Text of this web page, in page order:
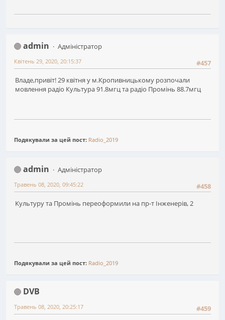
admin
Адміністратор
#457
Квітень 29, 2020, 20:15:37
Владе,привiт! 29 квiтня у м.Кропивницькому розпочали
мовлення радiо Культура 91.8мгц та радiо Промiнь 88.7мгц
Подякували за цей пост: Radio_2019
admin
Адміністратор
#458
Травень 08, 2020, 09:45:22
Культуру та Промінь переоформили на пр-т Інженерів, 2
Подякували за цей пост: Radio_2019
DVB
#459
Травень 08, 2020, 20:25:17